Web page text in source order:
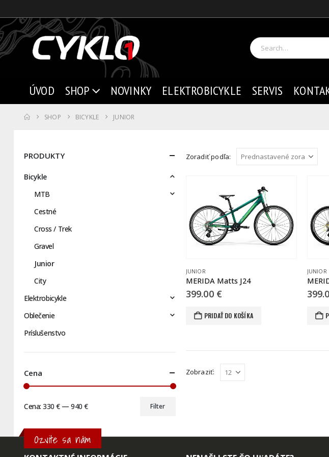
ÚVOD SHOP NOVINKY ELEKTROBICYKLE SERVIS
SHOP BICYKLE JUNIOR
Zoradiť podľa:
JUNIOR
MERIDA Matts J24
399.00 €
PRIDAŤ DO KOŠÍKA
JUNIOR
Zobraziť:
PRODUKTY
Bicykle
MTB
Cestné
Cross / Trek
Gravel
Junior
City
Elektrobicykle
Oblečenie
Príslušenstvo
Cena
cena
cena
Filter
Cena:330 €—940 €
Ozvite sa nám